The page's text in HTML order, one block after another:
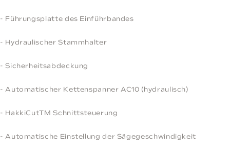
- Führungsplatte des Einführbandes
- Hydraulischer Stammhalter
- Sicherheitsabdeckung
- Automatischer Kettenspanner AC10 (hydraulisch)
- HakkiCutTM Schnittsteuerung
- Automatische Einstellung der Sägegeschwindigkeit